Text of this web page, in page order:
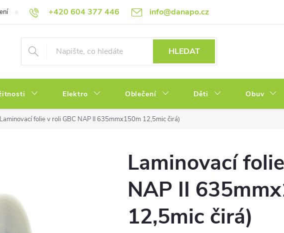
+420 604 377 446 info@danapo.cz
Hodnocení obchodu Obchodní podmínky Reklamace a výměna zboží
HLEDAT
Elektro Oblečení Děti Obuv
Laminovací folie v roli GBC NAP II 635mmx150m 12,5mic čirá)
Laminovací
NAP II
12,5mic čirá)